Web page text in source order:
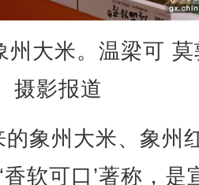
州大米。温梁可
摄影报道
象州大米、象州
香软可口’著称，是